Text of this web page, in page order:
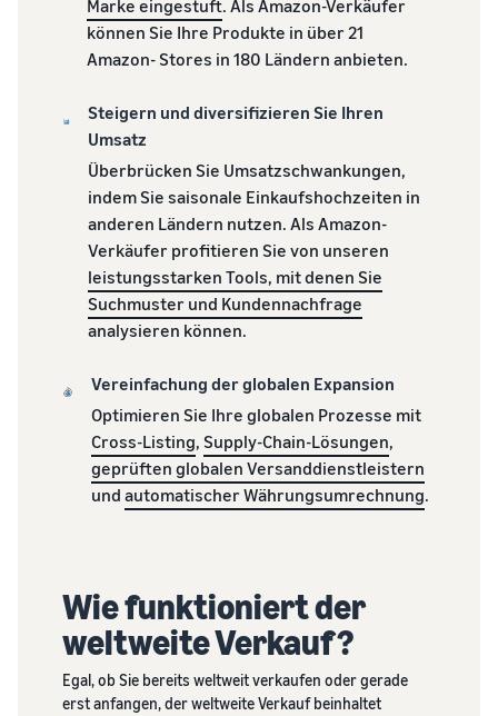
Niedrigere
Versandkosten
niedrigpreisigen
Produkte
Informieren Sie sich
über die Tarife für
Niedrigpreisartikel von
Versand durch Amazon
für berechtigte
Produkte mit einem
Preis von bis zu €20.
Registrieren Sie Ihre Marke bei
Amazon und erhalten Sie
Zugang zu Markenschutz und
online verkauft
Bauen Sie Ihr
Tierfuttergeschäft aus
Wie man
Nahrungsergänzungsmittel
online verkauft
Erweitern Sie Ihren Online-
Verkauf von
Nahrungsergänzungsmitteln
Wie man Kopfhörer
online verkauft
Verkaufen Sie Kopfhörer an
Kunden weltweit
Wie man T-Shirts online
Marke eingestuft. Als Amazon-Verkäufer
können Sie Ihre Produkte in über 21
Amazon- Stores in 180 Ländern anbieten.
Steigern und diversifizieren Sie Ihren
Umsatz
Überbrücken Sie Umsatzschwankungen,
indem Sie saisonale Einkaufshochzeiten in
anderen Ländern nutzen. Als Amazon-
Verkäufer profitieren Sie von unseren
leistungsstarken Tools, mit denen Sie
Suchmuster und Kundennachfrage
analysieren können.
Vereinfachung der globalen Expansion
Optimieren Sie Ihre globalen Prozesse mit
Cross-Listing, Supply-Chain-Lösungen,
geprüften globalen Versanddienstleistern
undautomatischer Währungsumrechnung.
Wie funktioniert der
weltweite Verkauf?
Egal, ob Sie bereits weltweit verkaufen oder gerade
erst anfangen, der weltweite Verkauf beinhaltet